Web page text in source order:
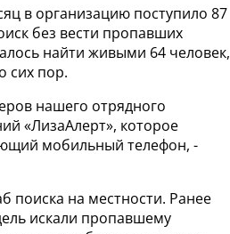
в организацию поступило 87
без вести пропавших
найти живыми 64 человек,
сих пор.
нашего отрядного
«ЛизаАлерт», которое
мобильный телефон, -
поиска на местности. Ранее
искали пропавшему